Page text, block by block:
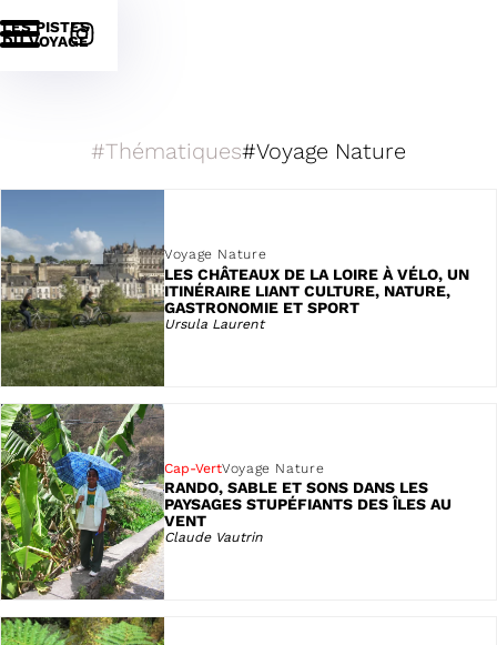
LES PISTES
DU VOYAGE
Thématiques Voyage Nature
Voyage Nature
LES CHÂTEAUX DE LA LOIRE À VÉLO, UN
ITINÉRAIRE LIANT CULTURE, NATURE,
GASTRONOMIE ET SPORT
Ursula Laurent
Cap-VertVoyage Nature
RANDO, SABLE ET SONS DANS LES
PAYSAGES STUPÉFIANTS DES ÎLES AU
VENT
Claude Vautrin